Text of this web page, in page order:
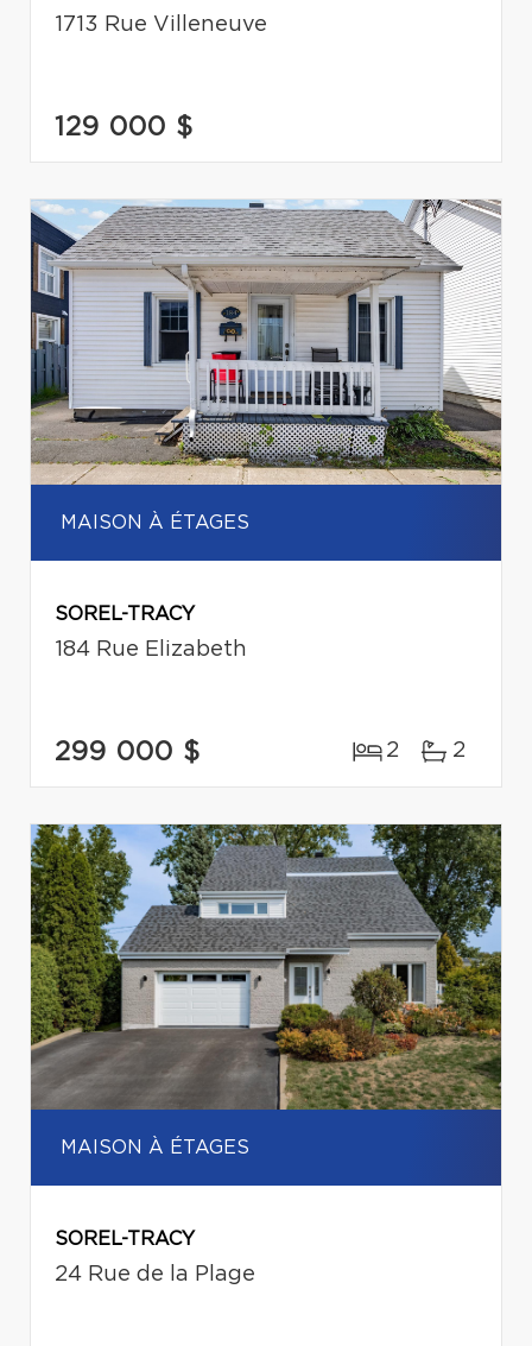
1713 Rue Villeneuve
129 000 $
MAISON À ÉTAGES
SOREL-TRACY
184 Rue Elizabeth
299 000 $ 2 2
MAISON À ÉTAGES
SOREL-TRACY
24 Rue de la Plage